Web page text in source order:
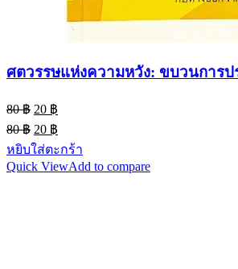
ศตวรรษแห่งความหวัง: ขบวนการ
80฿ Original
price
was:
80 ฿.
20 ฿
price
is:
20 ฿.
80฿ Original
price
was:
80 ฿.
20 ฿
price
is:
20 ฿.
หยิบใส่ตะกร้า
Quick ViewAdd to compare